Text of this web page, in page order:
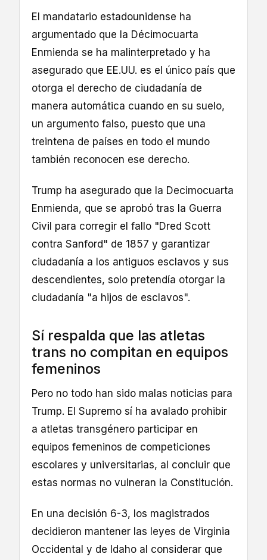
El mandatario estadounidense ha
argumentado que la Décimocuarta
Enmienda se ha malinterpretado y ha
asegurado que EE.UU. es el único país que
otorga el derecho de ciudadanía de
manera automática cuando en su suelo,
un argumento falso, puesto que una
treintena de países en todo el mundo
también reconocen ese derecho.
Trump ha asegurado que la Decimocuarta
Enmienda, que se aprobó tras la Guerra
Civil para corregir el fallo "Dred Scott
contra Sanford" de 1857 y garantizar
ciudadanía a los antiguos esclavos y sus
descendientes, solo pretendía otorgar la
ciudadanía "a hijos de esclavos".
Sí respalda que las atletas
trans no compitan en equipos
femeninos
Pero no todo han sido malas noticias para
Trump. El Supremo sí ha avalado prohibir
a atletas transgénero participar en
equipos femeninos de competiciones
escolares y universitarias, al concluir que
estas normas no vulneran la Constitución.
En una decisión 6-3, los magistrados
decidieron mantener las leyes de Virginia
Occidental y de Idaho al considerar que